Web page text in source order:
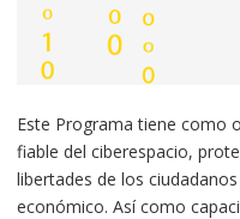
Este Programa tiene como
fiable del ciberespacio,
libertades de los
económico. Así como